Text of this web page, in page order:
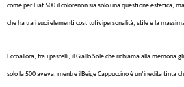
come per Fiat 500 il colorenon sia solo una questione estetica,
che ha tra i suoi elementi costitutivipersonalità, stile e la
Eccoallora, tra i pastelli, il Giallo Sole che richiama alla memoria
solo la 500 aveva, mentre ilBeige Cappuccino è un’inedita tinta